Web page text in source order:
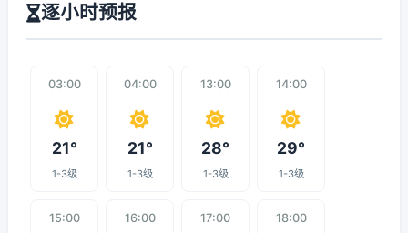
逐小时预报
03:00
21°
1-3级
04:00
21°
1-3级
13:00
28°
1-3级
14:00
29°
1-3级
15:00 16:00 17:00 18:00